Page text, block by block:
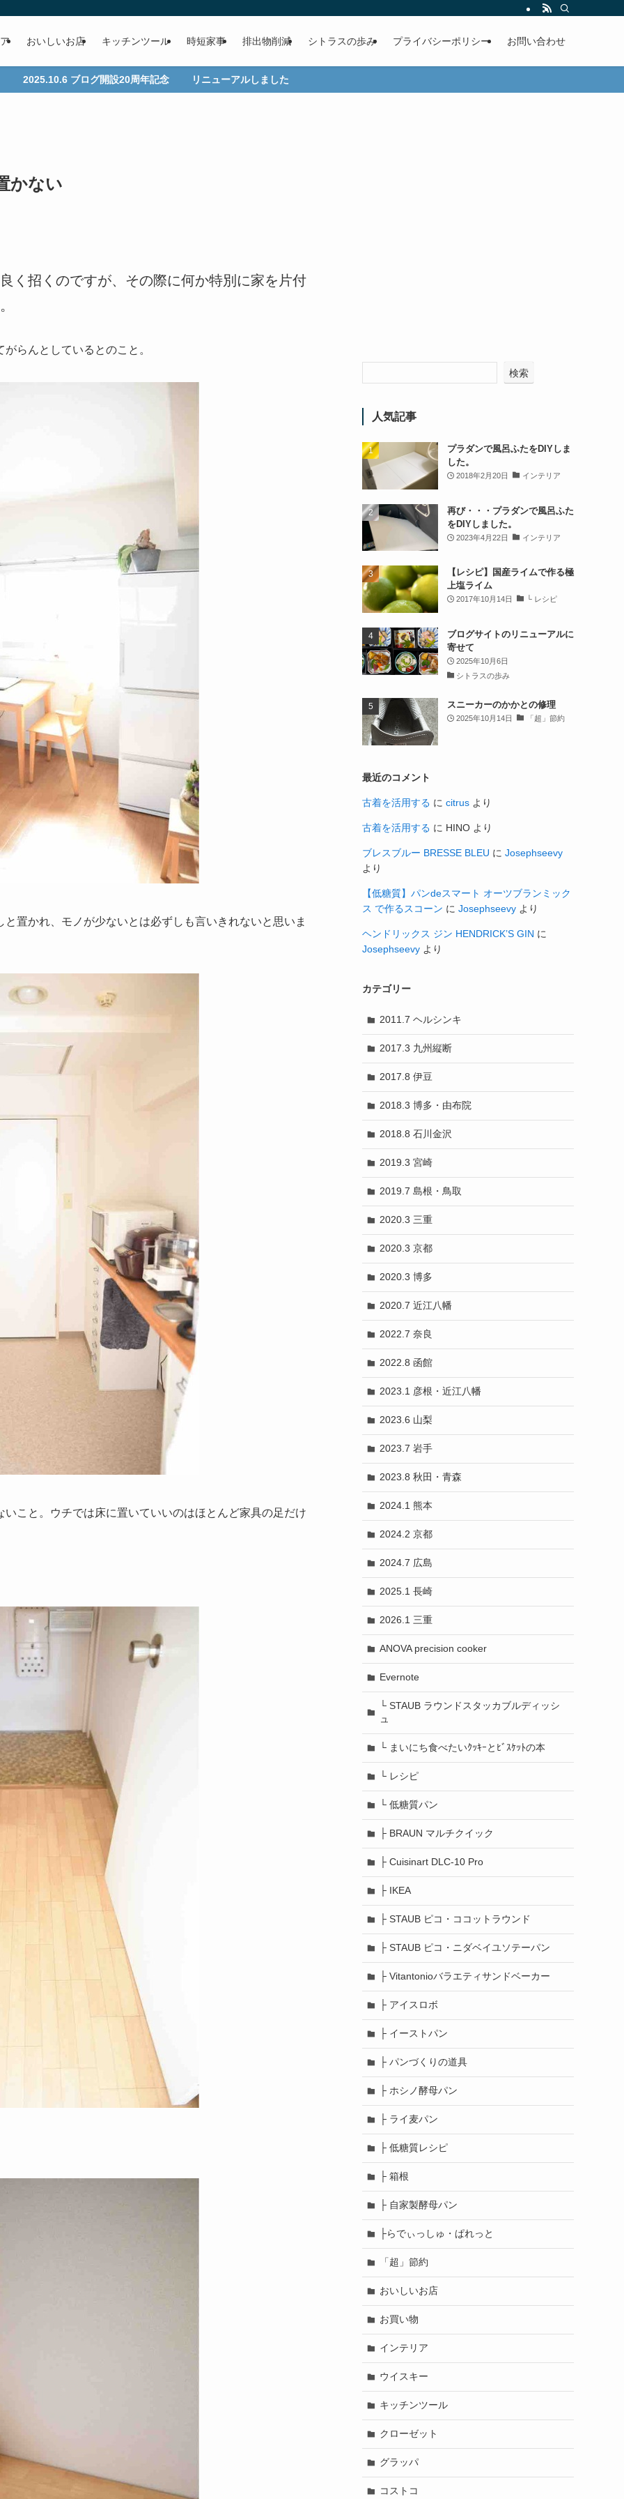
おいしいお店 キッチンツール 時短家事 排出物削減 シトラスの歩み プライバシーポリシー お問い合わせ
2025.10.6 ブログ開設20周年記念 リニューアルしました
かない
く招くのですが、その際に何か特別に家を片付
らんとしているとのこと。
置かれ、モノが少ないとは必ずしも言いきれないと思いま
こと。ウチでは床に置いていいのはほとんど家具の足だけ
検索
人気記事
プラダンで風呂ふたをDIYしま
した。
2018年2月20日 インテリア
再び・・・プラダンで風呂ふた
をDIYしました。
2023年4月22日 インテリア
【レシピ】国産ライムで作る極
上塩ライム
2017年10月14日 └ レシピ
ブログサイトのリニューアルに
寄せて
2025年10月6日
シトラスの歩み
スニーカーのかかとの修理
2025年10月14日 「超」節約
最近のコメント
古着を活用する に citrus より
古着を活用する に HINO より
ブレスブルー BRESSE BLEU に Josephseevy
より
【低糖質】パンdeスマート オーツブランミック
ス で作るスコーン に Josephseevy より
ヘンドリックス ジン HENDRICK’S GIN に
Josephseevy より
カテゴリー
2011.7 ヘルシンキ
2017.3 九州縦断
2017.8 伊豆
2018.3 博多・由布院
2018.8 石川金沢
2019.3 宮崎
2019.7 島根・鳥取
2020.3 三重
2020.3 京都
2020.3 博多
2020.7 近江八幡
2022.7 奈良
2022.8 函館
2023.1 彦根・近江八幡
2023.6 山梨
2023.7 岩手
2023.8 秋田・青森
2024.1 熊本
2024.2 京都
2024.7 広島
2025.1 長崎
2026.1 三重
ANOVA precision cooker
Evernote
└ STAUB ラウンドスタッカブルディッシ
ュ
└ まいにち食べたいｸｯｷｰとﾋﾞｽｹｯﾄの本
└ レシピ
└ 低糖質パン
├ BRAUN マルチクイック
├ Cuisinart DLC-10 Pro
├ IKEA
├ STAUB ピコ・ココットラウンド
├ STAUB ピコ・ニダベイユソテーパン
├ Vitantonioバラエティサンドベーカー
├ アイスロボ
├ イーストパン
├ パンづくりの道具
├ ホシノ酵母パン
├ ライ麦パン
├ 低糖質レシピ
├ 箱根
├ 自家製酵母パン
├らでぃっしゅ・ぱれっと
「超」節約
おいしいお店
お買い物
インテリア
ウイスキー
キッチンツール
クローゼット
グラッパ
コストコ